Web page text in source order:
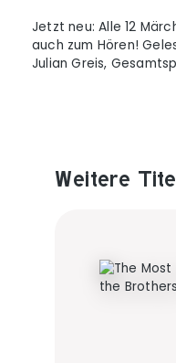
Jetzt neu: Alle 12
auch zum Hören!
Julian Greis,
Produktgalerie
Weitere